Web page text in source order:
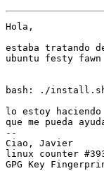
Hola,
estaba tratando
ubuntu festy
bash: ./
lo estoy
que me pueda
--
Ciao, Javier
linux counter
GPG Key Fingerprint